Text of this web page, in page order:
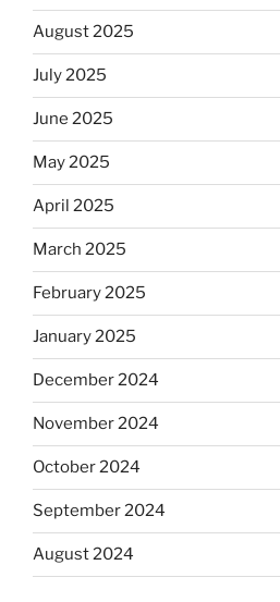
August 2025
July 2025
June 2025
May 2025
April 2025
March 2025
February 2025
January 2025
December 2024
November 2024
October 2024
September 2024
August 2024